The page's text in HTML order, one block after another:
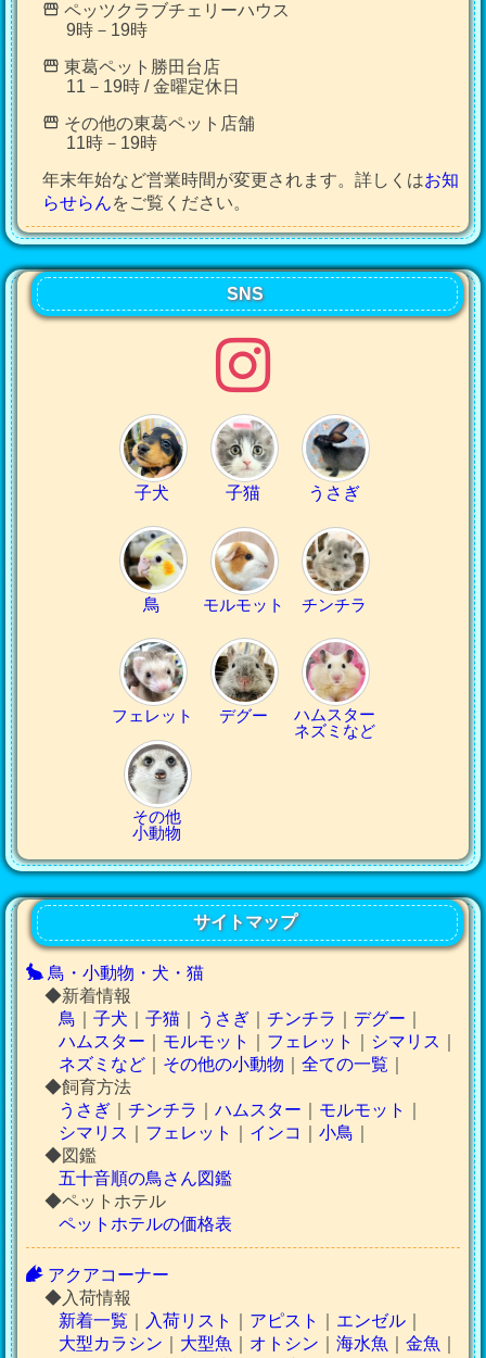
ペッツクラブチェリーハウス
9時－19時
東葛ペット勝田台店
11－19時 / 金曜定休日
その他の東葛ペット店舗
11時－19時
年末年始など営業時間が変更されます。詳しくはお知
らせらんをご覧ください。
SNS
子犬 子猫 うさぎ
鳥 モルモット チンチラ
フェレット デグー
ハムスター
ネズミなど
その他
小動物
サイトマップ
鳥・小動物・犬・猫
◆新着情報
鳥
子犬 子猫 うさぎ チンチラ デグー
ハムスター
モルモット フェレット シマリス
ネズミなど
その他の小動物 全ての一覧
◆飼育方法
うさぎ
チンチラ ハムスター モルモット
シマリス
フェレット インコ 小鳥
◆図鑑
五十音順の鳥さん図鑑
◆ペットホテル
ペットホテルの価格表
アクアコーナー
◆入荷情報
新着一覧
入荷リスト アピスト エンゼル
大型カラシン
大型魚 オトシン 海水魚 金魚